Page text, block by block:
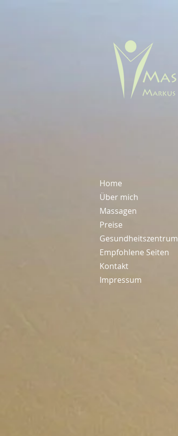
Home
Über mich
Massagen
Preise
Gesundheitszentrum
Empfohlene Seiten
Kontakt
Impressum